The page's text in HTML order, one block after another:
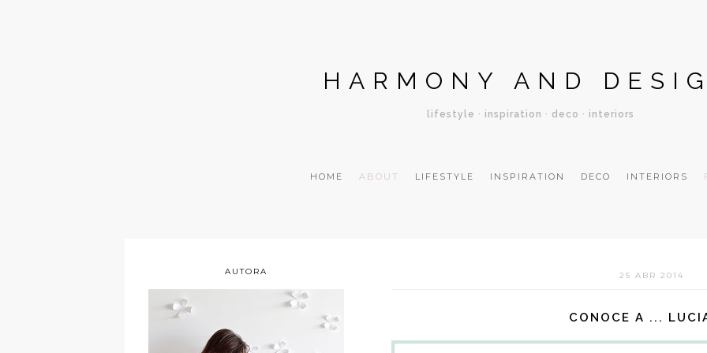
HARMONY AND
lifestyle · inspiration · deco · interiors
HOME ABOUT LIFESTYLE INSPIRATION DECO INTERIORS
25 ABR 2014
CONOCE A ...
AUTORA